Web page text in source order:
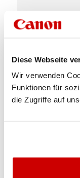
Diese Webseite
Wir verwenden
Funktionen für
die Zugriffe auf